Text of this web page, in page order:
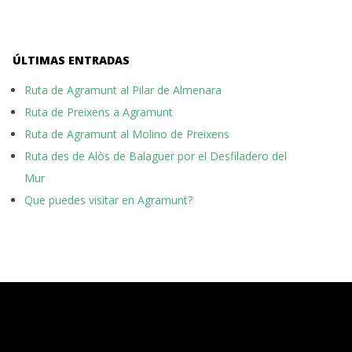
ÚLTIMAS ENTRADAS
Ruta de Agramunt al Pilar de Almenara
Ruta de Preixens a Agramunt
Ruta de Agramunt al Molino de Preixens
Ruta des de Alòs de Balaguer por el Desfiladero del
Mur
Que puedes visitar en Agramunt?